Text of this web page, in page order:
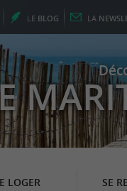
LE BLOG LA
LOGER SE